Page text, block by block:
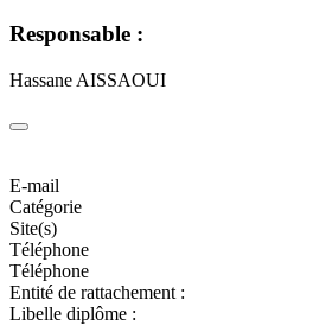
Responsable :
Hassane AISSAOUI
E-mail
Catégorie
Site(s)
Téléphone
Téléphone
Entité de rattachement :
Libelle diplôme :